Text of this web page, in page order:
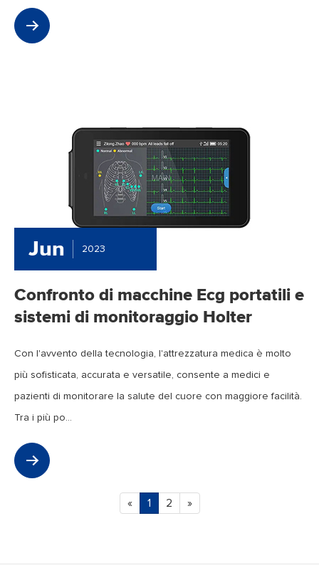
Jun 2023
Confronto di macchine Ecg portatili e
sistemi di monitoraggio Holter
Con l'avvento della tecnologia, l'attrezzatura medica è molto
più sofisticata, accurata e versatile, consente a medici e
pazienti di monitorare la salute del cuore con maggiore facilità.
Tra i più po...
« 1 2 »